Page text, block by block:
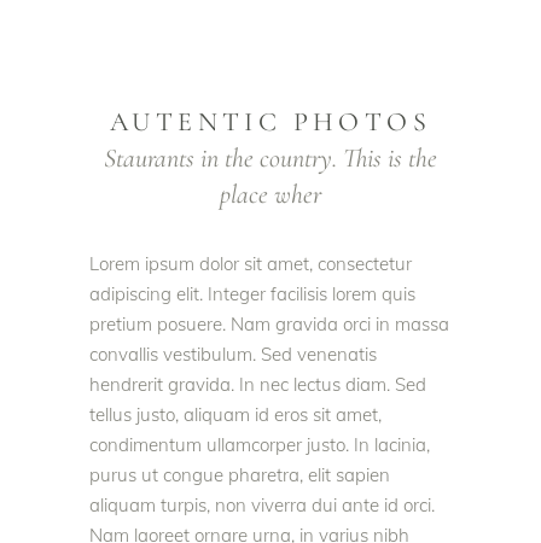
AUTENTIC PHOTOS
Staurants in the country. This is the
place wher
Lorem ipsum dolor sit amet, consectetur
adipiscing elit. Integer facilisis lorem quis
pretium posuere. Nam gravida orci in massa
convallis vestibulum. Sed venenatis
hendrerit gravida. In nec lectus diam. Sed
tellus justo, aliquam id eros sit amet,
condimentum ullamcorper justo. In lacinia,
purus ut congue pharetra, elit sapien
aliquam turpis, non viverra dui ante id orci.
Nam laoreet ornare urna, in varius nibh